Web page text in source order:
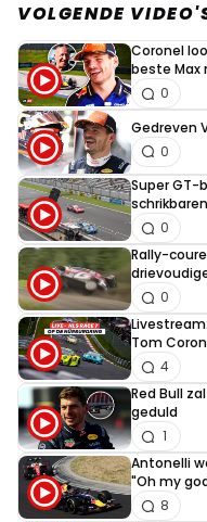
VOLGENDE
Coronel
beste Max
0
Gedreven
0
Super GT-
0
Rally-
0
Tom
4
Red Bull
geduld
1
Antonelli
"Oh my
8